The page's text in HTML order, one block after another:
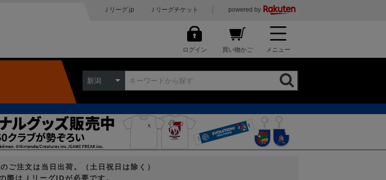
Ｊリーグ.jp Ｊリーグチケット powered by
ログイン 買い物かご メニュー
新潟
ご注文は当日出荷。（土日祝日は除く）
際はＪリーグIDが必要です。